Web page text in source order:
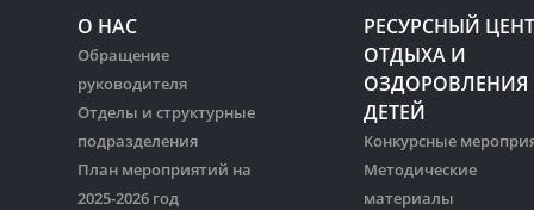
О НАС
Обращение
руководителя
Отделы и структурные
подразделения
План мероприятий на
2025-2026 год
РЕСУРСНЫЙ
ОТДЫХА И
ОЗДОРОВЛЕНИЯ
ДЕТЕЙ
Конкурсные
Методические
материалы